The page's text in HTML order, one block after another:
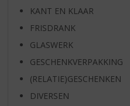
KANT EN KLAAR
FRISDRANK
GLASWERK
GESCHENKVERPAKKING
(RELATIE)GESCHENKEN
DIVERSEN